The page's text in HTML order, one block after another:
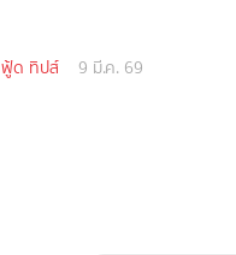
ฟู้ด ทิปส์ 9 มี.ค. 69